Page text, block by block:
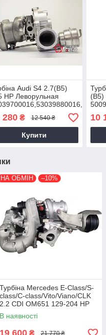
Audi S4 2.7(B5)
HP Леворульная
V6,078145701R,
2001
280₴ 12 540 ₴
Купити
(B5)
10
НА ОБМІН –10%
Турбіна Mercedes E-Class/S-
class/C-class/Vito/Viano/CLK
2.2 CDI OM651 129-204 HP
В наявності
₴ 21 770 ₴